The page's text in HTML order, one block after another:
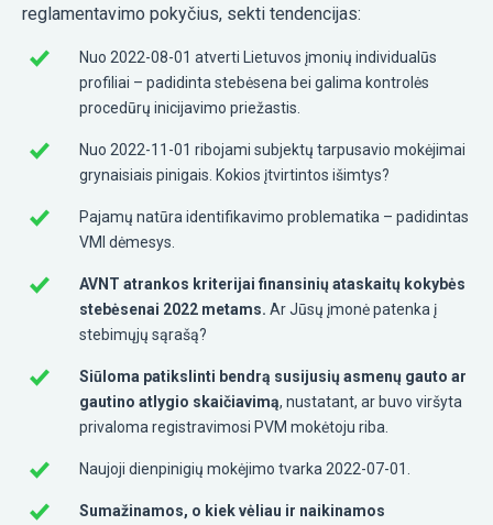
reglamentavimo pokyčius, sekti tendencijas:
Nuo 2022-08-01 atverti Lietuvos įmonių individualūs
profiliai – padidinta stebėsena bei galima kontrolės
procedūrų inicijavimo priežastis.
Nuo 2022-11-01 ribojami subjektų tarpusavio mokėjimai
grynaisiais pinigais. Kokios įtvirtintos išimtys?
Pajamų natūra identifikavimo problematika – padidintas
VMI dėmesys.
AVNT atrankos kriterijai finansinių ataskaitų kokybės
stebėsenai 2022 metams. Ar Jūsų įmonė patenka į
stebimųjų sąrašą?
Siūloma patikslinti bendrą susijusių asmenų gauto ar
gautino atlygio skaičiavimą, nustatant, ar buvo viršyta
privaloma registravimosi PVM mokėtoju riba.
Naujoji dienpinigių mokėjimo tvarka 2022-07-01.
Sumažinamos, o kiek vėliau ir naikinamos